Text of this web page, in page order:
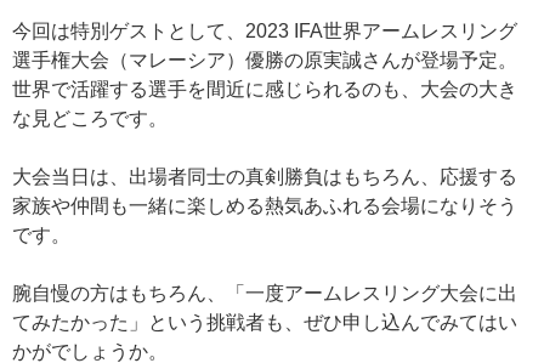
今回は特別ゲストとして、2023 IFA世界アームレスリング
選手権大会（マレーシア）優勝の原実誠さんが登場予定。
世界で活躍する選手を間近に感じられるのも、大会の大き
な見どころです。
大会当日は、出場者同士の真剣勝負はもちろん、応援する
家族や仲間も一緒に楽しめる熱気あふれる会場になりそう
です。
腕自慢の方はもちろん、「一度アームレスリング大会に出
てみたかった」という挑戦者も、ぜひ申し込んでみてはい
かがでしょうか。